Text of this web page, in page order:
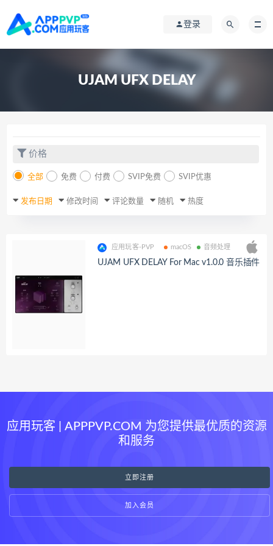
登录
UJAM UFX DELAY
价格
全部 免费 付费 SVIP免费 SVIP优惠
发布日期 修改时间 评论数量 随机 热度
应用玩客-PVP macOS 音频处理
UJAM UFX DELAY For Mac v1.0.0 音乐插件
应用玩客 | APPPVP.COM 为您提供最优质的资源
和服务
立即注册
加入会员